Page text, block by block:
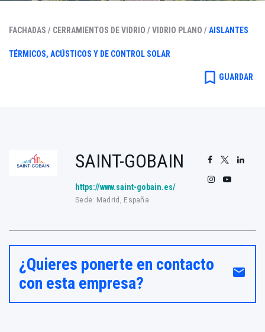
FACHADAS / CERRAMIENTOS DE VIDRIO /VIDRIO PLANO /AISLANTES
TÉRMICOS, ACÚSTICOS Y DE CONTROL SOLAR
bookmark_border GUARDAR
SAINT-GOBAIN
https://www.saint-gobain.es/
Sede: Madrid, España
¿Quieres ponerte en contacto
con esta empresa?
email